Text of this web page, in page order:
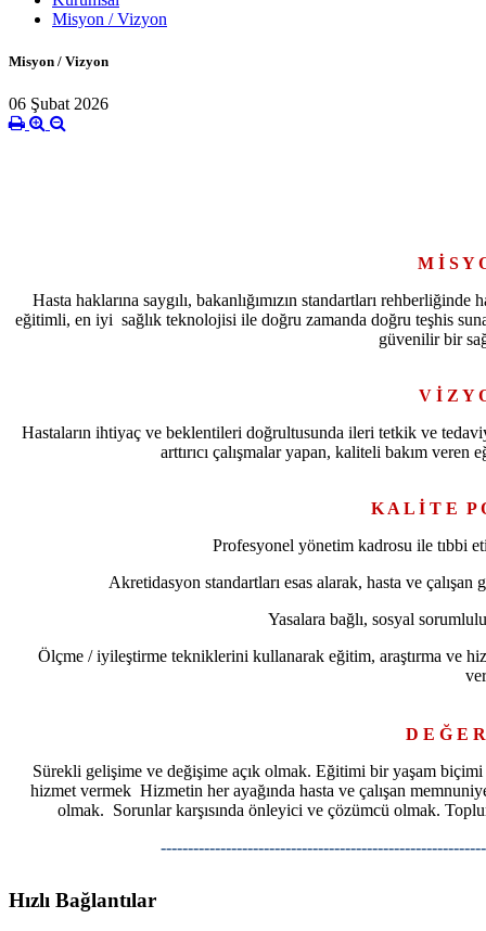
Misyon / Vizyon
Misyon / Vizyon
06 Şubat 2026
M İ S Y
Hasta haklarına saygılı, bakanlığımızın standartları
eğitimli, en iyi sağlık teknolojisi ile doğru zamanda doğru teşhis
güvenilir bir
V İ Z Y
Hastaların ihtiyaç ve beklentileri doğrultusunda ileri tetkik ve
arttırıcı çalışmalar yapan, kaliteli bakım
K A L İ T E P
Profesyonel yönetim kadrosu ile tıbbi
Akretidasyon standartları esas alarak, hasta ve
Yasalara bağlı, sosyal
Ölçme / iyileştirme tekniklerini kullanarak eğitim, araştırma ve
D E Ğ E
Sürekli gelişime ve değişime açık olmak. Eğitimi bir yaşam
hizmet vermek Hizmetin her ayağında hasta ve çalışan
olmak. Sorunlar karşısında önleyici ve çözümcü olmak.
Hızlı Bağlantılar